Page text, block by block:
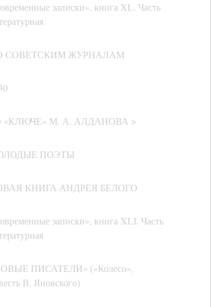
записки», книга XL. Часть
СОВЕТСКИМ ЖУРНАЛАМ
«КЛЮЧЕ» М. А. АЛДАНОВА >
ПОЭТЫ
КНИГА АНДРЕЯ БЕЛОГО
записки», книга XLI. Часть
ПИСАТЕЛИ» («Колесо»,
В. Яновского)